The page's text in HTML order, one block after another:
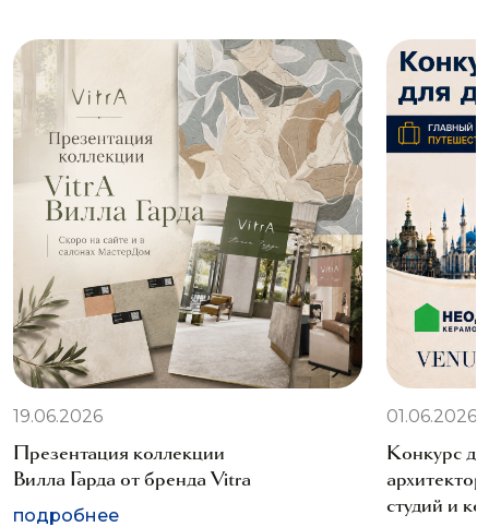
19.06.2026
Презентация коллекции
Вилла Гарда от бренда Vitra
подробнее
01.06.2026
Конкурс
студий и